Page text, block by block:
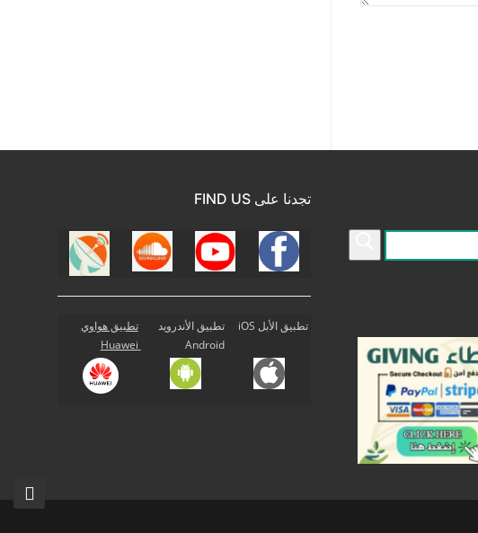
تجدنا على FIND US
تطبيق الأبل iOS
تطبيق الأندرويد
Android
تطبيق هواوي